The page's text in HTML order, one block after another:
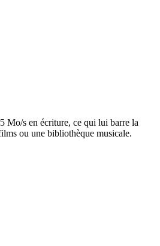
Mo/s en écriture, ce qui lui barre la
ou une bibliothèque musicale.